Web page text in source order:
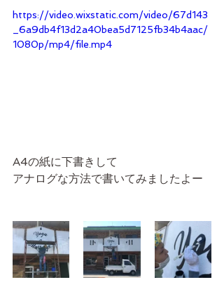
https://video.wixstatic.com/video/67d143
_6a9db4f13d2a40bea5d7125fb34b4aac/
1080p/mp4/file.mp4
A4の紙に下書きして
アナログな方法で書いてみましたよー